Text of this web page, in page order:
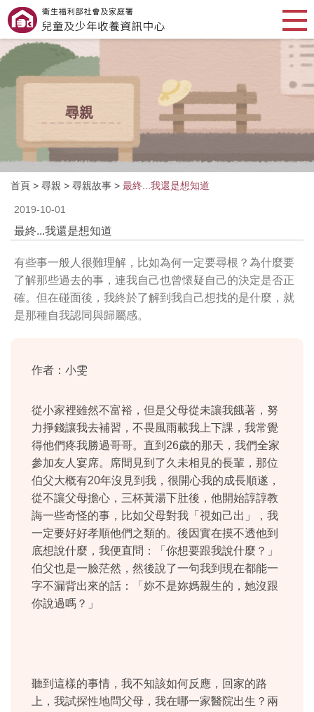
尋親
首頁 > 尋親 > 尋親故事 > 最終...我還是想知道
2019-10-01
最終...我還是想知道
有些事一般人很難理解，比如為何一定要尋根？為什麼要
了解那些過去的事，連我自己也曾懷疑自己的決定是否正
確。但在碰面後，我終於了解到我自己想找的是什麼，就
是那種自我認同與歸屬感。
作者：小雯
從小家裡雖然不富裕，但是父母從未讓我餓著，努
力掙錢讓我去補習，不畏風雨載我上下課，我常覺
得他們疼我勝過哥哥。直到26歲的那天，我們全家
參加友人宴席。席間見到了久未相見的長輩，那位
伯父大概有20年沒見到我，很開心我的成長順遂，
從不讓父母擔心，三杯黃湯下肚後，他開始諄諄教
誨一些奇怪的事，比如父母對我「視如己出」，我
一定要好好孝順他們之類的。後因實在摸不透他到
底想說什麼，我便直問：「你想要跟我說什麼？」
伯父也是一臉茫然，然後說了一句我到現在都能一
字不漏背出來的話：「妳不是妳媽親生的，她沒跟
你說過嗎？」
聽到這樣的事情，我不知該如何反應，回家的路
上，我試探性地問父母，我在哪一家醫院出生？兩